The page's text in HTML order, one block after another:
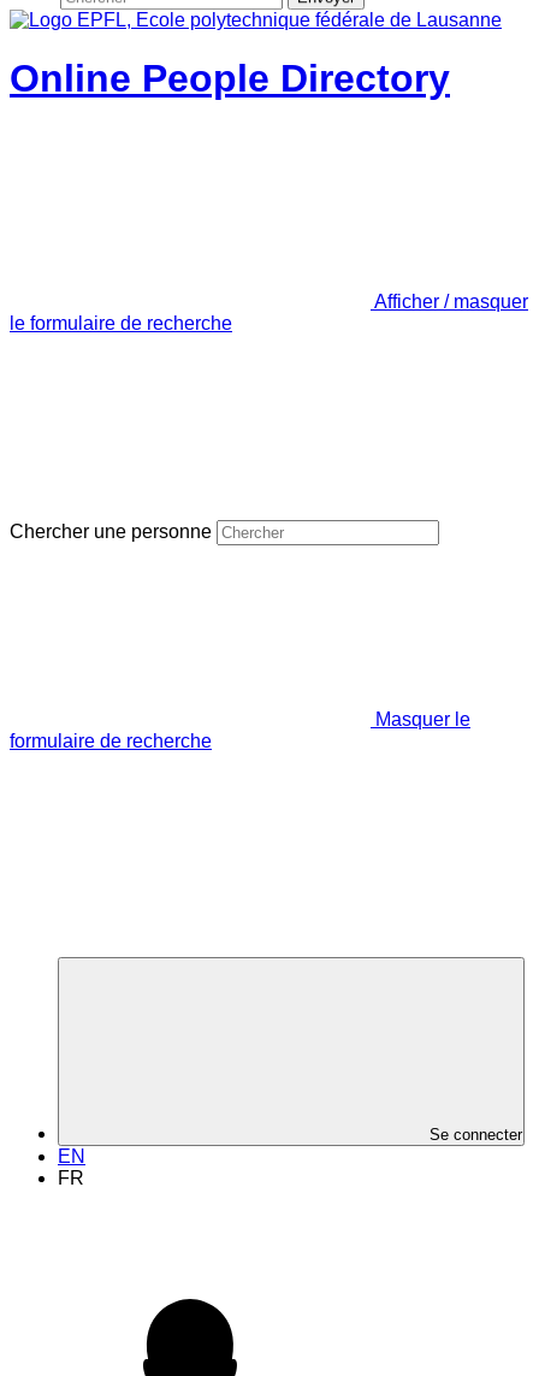
Online People Directory
Afficher / masquer
le formulaire de recherche
Chercher une personne
Masquer le
formulaire de recherche
Se connecter
EN
FR